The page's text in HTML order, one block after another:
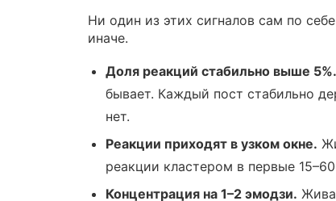
Ни один из этих сигналов сам по
иначе.
Доля реакций стабильно выше 5%.
бывает. Каждый пост стабильно
нет.
Реакции приходят в узком окне.
реакции кластером в первые
Концентрация на 1–2 эмодзи.